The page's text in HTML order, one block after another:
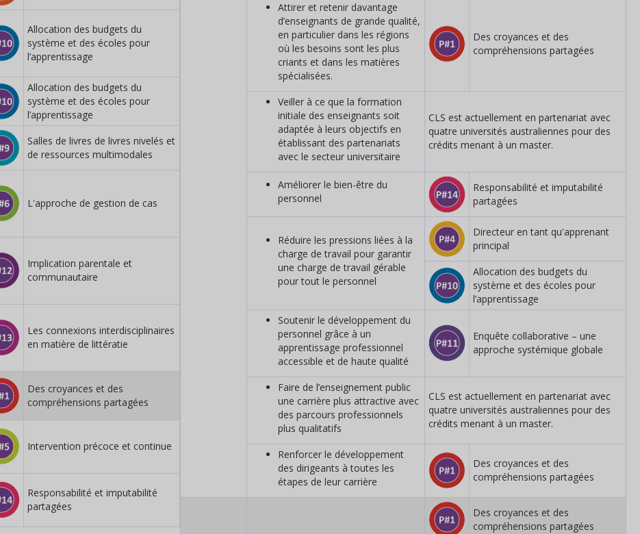
Allocation des budgets du
système et des écoles pour
l’apprentissage
Allocation des budgets du
système et des écoles pour
l’apprentissage
Salles de livres de livres nivelés et
de ressources multimodales
L'approche de gestion de cas
Implication parentale et
communautaire
Les connexions interdisciplinaires
en matière de littératie
Des croyances et des
compréhensions partagées
Intervention précoce et continue
Responsabilité et imputabilité
partagées
Attirer et retenir davantage
d’enseignants de grande qualité,
en particulier dans les régions
où les besoins sont les plus
criants et dans les matières
spécialisées.
Des croyances et des
compréhensions partagées
Veiller à ce que la formation
initiale des enseignants soit
adaptée à leurs objectifs en
établissant des partenariats
avec le secteur universitaire
CLS est actuellement en partenariat avec
quatre universités australiennes pour des
crédits menant à un master.
Améliorer le bien-être du
personnel
Responsabilité et imputabilité
partagées
Réduire les pressions liées à la
charge de travail pour garantir
une charge de travail gérable
pour tout le personnel
Directeur en tant qu'apprenant
principal
Allocation des budgets du
système et des écoles pour
l’apprentissage
Soutenir le développement du
personnel grâce à un
apprentissage professionnel
accessible et de haute qualité
Enquête collaborative – une
approche systémique globale
Faire de l’enseignement public
une carrière plus attractive avec
des parcours professionnels
plus qualitatifs
CLS est actuellement en partenariat avec
quatre universités australiennes pour des
crédits menant à un master.
Renforcer le développement
des dirigeants à toutes les
étapes de leur carrière
Des croyances et des
compréhensions partagées
Des croyances et des
compréhensions partagées